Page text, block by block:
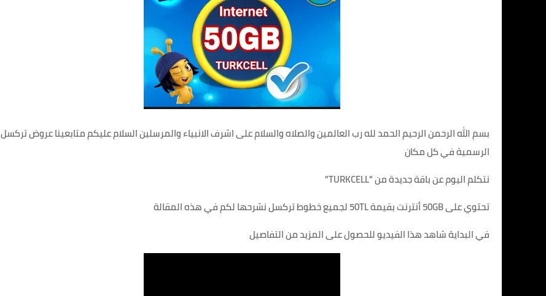
بسم الله الرحمن الرحيم الحمد لله رب العالمين والصلاه والسلام على اشرف الانبياء والمرسلين السلام عليكم متابعينا عروض تركسل
الرسمية في كل مكان
نتكلم اليوم عن باقة جديدة من "TURKCELL"
تحتوي على 50GB أنترنت بقيمة 50TL لجميع خطوط تركسل نشرحها لكم في هذه المقالة
في البداية شاهد هذا الفيديو للحصول على المزيد من التفاصيل